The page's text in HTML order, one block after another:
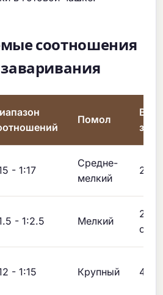
соотношения
Помол
- 1:17
Средне-
мелкий
- 1:2.5 Мелкий
25-
- 1:15 Крупный 4:00